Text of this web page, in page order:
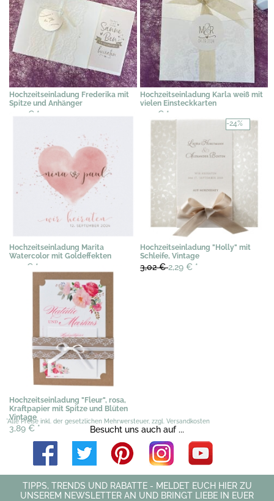
Hochzeitseinladung Frederika mit
Spitze und Anhänger
2,39 € *
Hochzeitseinladung Karla weiß mit
vielen Einsteckkarten
2,19 € *
Hochzeitseinladung Marita
Watercolor mit Goldeffekten
2,19 € *
-24%
Hochzeitseinladung "Holly" mit
Schleife, Vintage
3,02 €2,29 € *
Hochzeitseinladung "Fleur", rosa,
Kraftpapier mit Spitze und Blüten
Vintage
3,89 € *
*Alle Preise inkl. der gesetzlichen Mehrwersteuer, zzgl. Versandkosten
Besucht uns auch auf ...
TIPPS, TRENDS UND RABATTE - MELDET EUCH HIER ZU
UNSEREM NEWSLETTER AN UND BRINGT LIEBE IN EUER